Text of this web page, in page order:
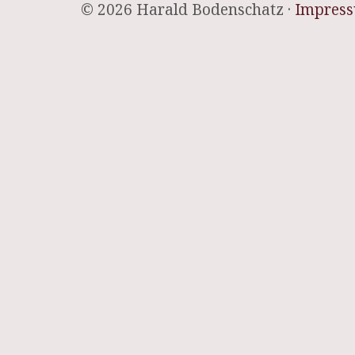
© 2026 Harald Bodenschatz ·